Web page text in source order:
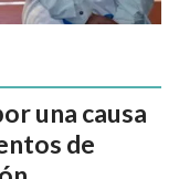
una causa
de